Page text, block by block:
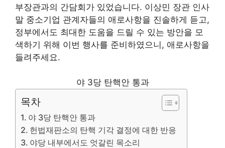
부장관과의 간담회가 있었습니다. 이상민 장관 인사
말 중소기업 관계자들의 애로사항을 진솔하게 듣고,
정부에서도 최대한 도움을 드릴 수 있는 방안을 모
색하기 위해 이번 행사를 준비하였으니, 애로사항을
들려주세요.
야 3당 탄핵안 통과
목차
야 3당 탄핵안 통과
헌법재판소의 탄핵 기각 결정에 대한 반응
야당 내부에서도 엇갈린 목소리